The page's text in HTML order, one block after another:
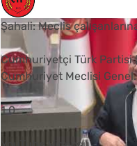
Şahali: Meclis
Cumhuriyetçi Türk Partisi
Cumhuriyet Meclisi Genel
1 0